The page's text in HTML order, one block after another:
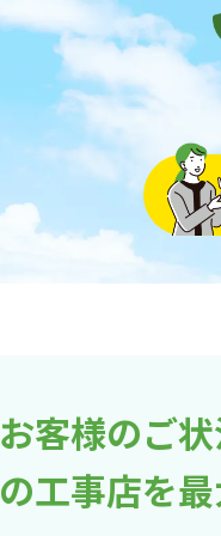
お客様のご
の工事店を